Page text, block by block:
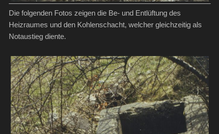
Die folgenden Fotos zeigen die Be- und Entlüftung des
Heizraumes und den Kohlenschacht, welcher gleichzeitig als
Notaustieg diente.